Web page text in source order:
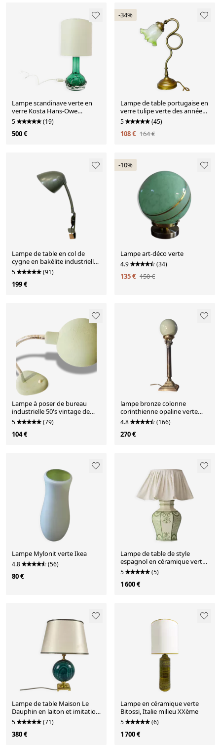
Lampe scandinave verte en
verre Kosta Hans-Owe
Sandeberg Suède 1960
5 (19)
500 €
-34%
Lampe de table portugaise en
verre tulipe verte des années
1930
5 (45)
108 € 164 €
Lampe de table en col de
cygne en bakélite industrielle
verte, années 1960
5 (91)
199 €
-10%
Lampe art-déco verte
4.9 (34)
135 € 150 €
Lampe à poser de bureau
industrielle 50's vintage de
couleur verte 1950 n2
5 (79)
104 €
lampe bronze colonne
corinthienne opaline verte
superbe 52x13 cm
4.8 (166)
270 €
Lampe Mylonit verte Ikea
4.8 (56)
80 €
Lampe de table de style
espagnol en céramique verte
ivoire craquelée, nouvel abat-
jour en lin
5 (5)
1 600 €
Lampe de table Maison Le
Dauphin en laiton et imitation
malachite verte, 1980
5 (71)
380 €
Lampe en céramique verte
Bitossi, Italie milieu XXème
5 (6)
1 700 €